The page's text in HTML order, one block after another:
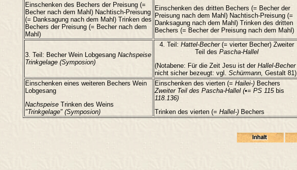
Einschenken des Bechers der Preisung (=
Becher nach dem Mahl) Nachtisch-Preisung
(= Danksagung nach dem Mahl) Trinken des
Bechers der Preisung (= Becher nach dem
Mahl)
Einschenken des dritten Bechers (= Becher der
Preisung nach dem Mahl) Nachtisch-Preisung (=
Danksagung nach dem Mahl) Trinken des dritten
Bechers (= Becher der Preisung nach dem Mahl)
3. Teil: Becher Wein Lobgesang Nachspeise
Trinkgelage (Symposion)
4. Teil: Hattel-Becher(= vierter Becher) Zweiter
Teil des Pascha-Hallel
(Notabene: Für die Zeit Jesu ist der Hallel-Becher
nicht sicher bezeugt: vgl. Schürmann, Gestalt 81)
Einschenken eines weiteren Bechers Wein
Lobgesang
Nachspeise Trinken des Weins
"Trinkgelage" (Symposion)
Einschenken des vierten (= Hailei-) Bechers
Zweiter Teil des Pascha-Hallel (•= PS 115bis
118.136)
Trinken des vierten (= Hallel-) Bechers